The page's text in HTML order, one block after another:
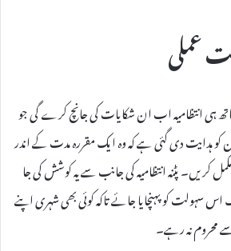
عملی
ہی انتظامیہ اب ان شکایات کی جانچ کرے گی جو
ہدایت دی گئی ہے کہ وہ ایک مقررہ مدت کے اندر
کریں۔ پٹنہ انتظامیہ کی جانب سے یہ کوشش کی جا
سہولت کو پہنچایا جائے تاکہ کوئی بھی شہری اپنے
محروم نہ رہے۔